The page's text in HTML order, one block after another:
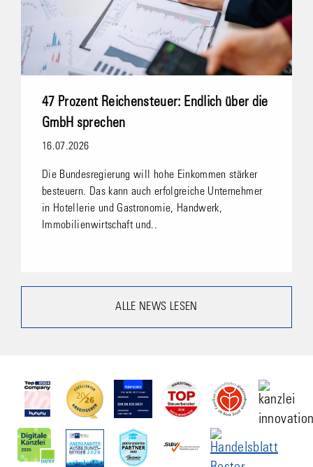
47 Prozent Reichensteuer: Endlich über die
GmbH sprechen
16.07.2026
Die Bundesregierung will hohe Einkommen stärker
besteuern. Das kann auch erfolgreiche Unternehmer
in Hotellerie und Gastronomie, Handwerk,
Immobilienwirtschaft und..
ALLE NEWS LESEN